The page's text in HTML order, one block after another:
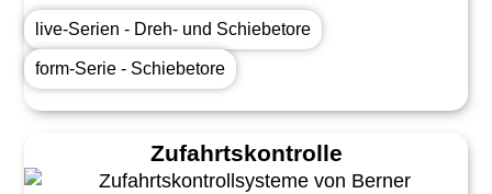
live-Serien - Dreh- und Schiebetore
form-Serie - Schiebetore
Zufahrtskontrolle